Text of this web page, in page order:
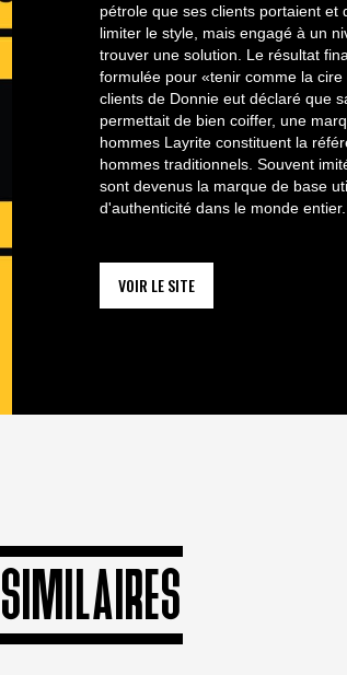
pétrole que ses clients portaient et
limiter le style, mais engagé à un
trouver une solution. Le résultat
formulée pour «tenir comme la
clients de Donnie eut déclaré que
permettait de bien coiffer, une
hommes Layrite constituent la
hommes traditionnels. Souvent
sont devenus la marque de base
d'authenticité dans le monde entier.
VOIR LE SITE